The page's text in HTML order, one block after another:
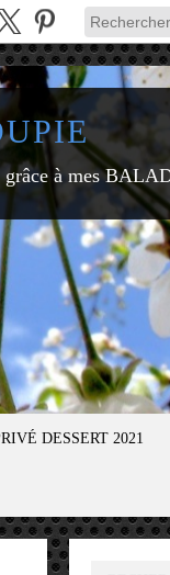
à mes
DESSERT 2021